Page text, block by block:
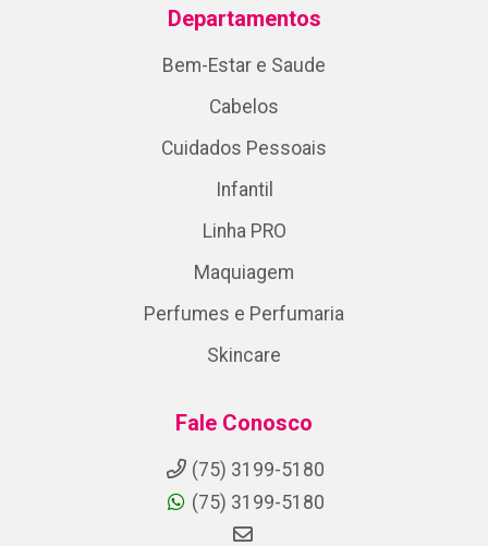
Departamentos
Bem-Estar e Saude
Cabelos
Cuidados Pessoais
Infantil
Linha PRO
Maquiagem
Perfumes e Perfumaria
Skincare
Fale Conosco
(75) 3199-5180
(75) 3199-5180